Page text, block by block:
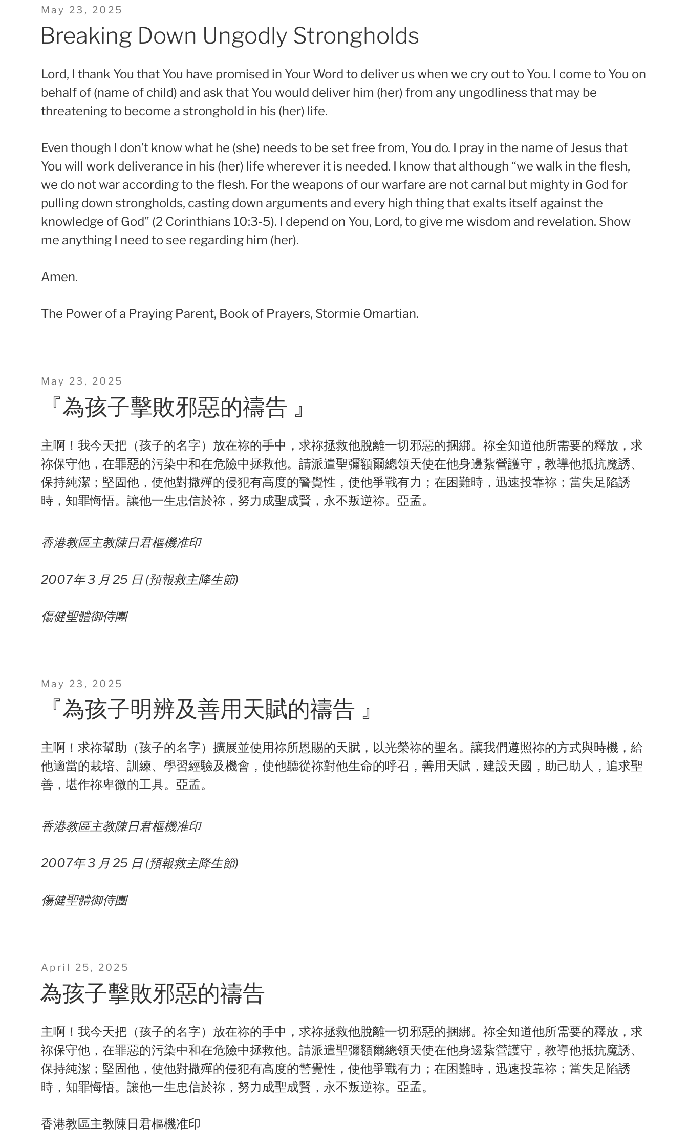
Posted
on
May 23, 2025
Breaking Down Ungodly Strongholds
Lord, I thank You that You have promised in Your Word to deliver us when we cry out to You. I come to You on
behalf of (name of child) and ask that You would deliver him (her) from any ungodliness that may be
threatening to become a stronghold in his (her) life.
Even though I don’t know what he (she) needs to be set free from, You do. I pray in the name of Jesus that
You will work deliverance in his (her) life wherever it is needed. I know that although “we walk in the flesh,
we do not war according to the flesh. For the weapons of our warfare are not carnal but mighty in God for
pulling down strongholds, casting down arguments and every high thing that exalts itself against the
knowledge of God” (2 Corinthians 10:3-5). I depend on You, Lord, to give me wisdom and revelation. Show
me anything I need to see regarding him (her).
Amen.
The Power of a Praying Parent, Book of Prayers, Stormie Omartian.
Posted
on
May 23, 2025
『為孩子擊敗邪惡的禱告 』
主啊！我今天把（孩子的名字）放在祢的手中，求祢拯救他脫離一切邪惡的捆綁。祢全知道他所需要的釋放，求
祢保守他，在罪惡的污染中和在危險中拯救他。請派遣聖彌額爾總領天使在他身邊紥營護守，教導他抵抗魔誘、
保持純潔；堅固他，使他對撒殫的侵犯有高度的警覺性，使他爭戰有力；在困難時，迅速投靠祢；當失足陷誘
時，知罪悔悟。讓他一生忠信於祢，努力成聖成賢，永不叛逆祢。亞孟。
香港教區主教陳日君樞機准印
2007年 3 月 25 日 (預報救主降生節)
傷健聖體御侍團
Posted
on
May 23, 2025
『為孩子明辨及善用天賦的禱告 』
主啊！求祢幫助（孩子的名字）擴展並使用祢所恩賜的天賦，以光榮祢的聖名。讓我們遵照祢的方式與時機，給
他適當的栽培、訓練、學習經驗及機會，使他聽從祢對他生命的呼召，善用天賦，建設天國，助己助人，追求聖
善，堪作祢卑微的工具。亞孟。
香港教區主教陳日君樞機准印
2007年 3 月 25 日 (預報救主降生節)
傷健聖體御侍團
Posted
on
April 25, 2025
為孩子擊敗邪惡的禱告
主啊！我今天把（孩子的名字）放在祢的手中，求祢拯救他脫離一切邪惡的捆綁。祢全知道他所需要的釋放，求
祢保守他，在罪惡的污染中和在危險中拯救他。請派遣聖彌額爾總領天使在他身邊紥營護守，教導他抵抗魔誘、
保持純潔；堅固他，使他對撒殫的侵犯有高度的警覺性，使他爭戰有力；在困難時，迅速投靠祢；當失足陷誘
時，知罪悔悟。讓他一生忠信於祢，努力成聖成賢，永不叛逆祢。亞孟。
香港教區主教陳日君樞機准印